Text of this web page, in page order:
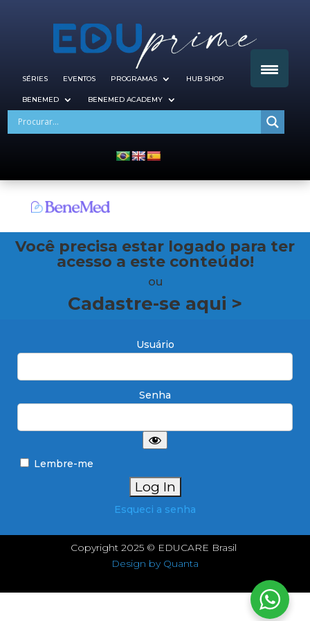
SÉRIES EVENTOS PROGRAMAS HUB SHOP
BENEMED BENEMED ACADEMY
Você precisa estar logado para ter
acesso a este conteúdo!
ou
Cadastre-se aqui >
Usuário
Senha
Lembre-me
Esqueci a senha
Copyright 2025 © EDUCARE Brasil
Design by Quanta